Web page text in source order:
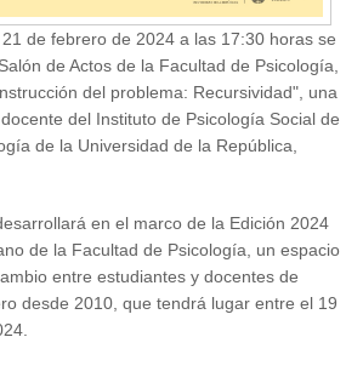
de febrero de 2024 a las 17:30 horas se
de Actos de la Facultad de Psicología,
del problema: Recursividad", una
del Instituto de Psicología Social de
de la Universidad de la República,
en el marco de la Edición 2024
de la Facultad de Psicología, un espacio
entre estudiantes y docentes de
desde 2010, que tendrá lugar entre el 19